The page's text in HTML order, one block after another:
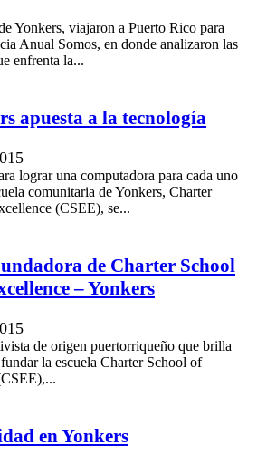
Yonkers, viajaron a Puerto Rico para
Anual Somos, en donde analizaron las
enfrenta la...
apuesta a la tecnología
lograr una computadora para cada uno
comunitaria de Yonkers, Charter
(CSEE), se...
de Charter School
– Yonkers
de origen puertorriqueño que brilla
la escuela Charter School of
en Yonkers